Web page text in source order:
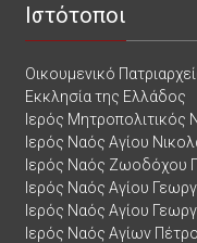
Ιστότοποι
Οικουμενικό
Εκκλησία της Ελλάδος
Ιερός Μητροπολιτικός
Ιερός Ναός Αγίου
Ιερός Ναός Ζωοδόχου
Ιερός Ναός Αγίου
Ιερός Ναός Αγίου
Ιερός Ναός Αγίων